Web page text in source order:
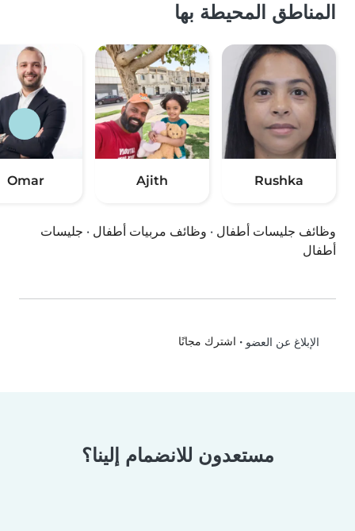
المناطق المحيطة بها
Rushka
Ajith
Omar
وظائف جليسات أطفال · وظائف مربيات أطفال · جليسات
أطفال
الإبلاغ عن العضو • اشترك مجانًا
مستعدون للانضمام إلينا؟